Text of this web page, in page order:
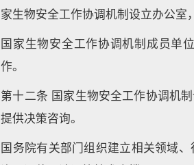
家生物安全工作协调机制设立办公室
国家生物安全工作协调机制成员单
作。
第十二条 国家生物安全工作协调机
提供决策咨询。
国务院有关部门组织建立相关领域